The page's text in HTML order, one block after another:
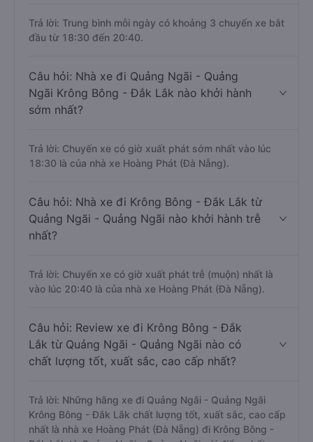
Trả lời: Trung bình mỗi ngày có khoảng 3 chuyến xe bắt
đầu từ 18:30 đến 20:40.
Câu hỏi: Nhà xe đi Quảng Ngãi - Quảng
Ngãi Krông Bông - Đắk Lắk nào khởi hành
sớm nhất?
Trả lời: Chuyến xe có giờ xuất phát sớm nhất vào lúc
18:30 là của nhà xe Hoàng Phát (Đà Nẵng).
Câu hỏi: Nhà xe đi Krông Bông - Đắk Lắk từ
Quảng Ngãi - Quảng Ngãi nào khởi hành trễ
nhất?
Trả lời: Chuyến xe có giờ xuất phát trễ (muộn) nhất là
vào lúc 20:40 là của nhà xe Hoàng Phát (Đà Nẵng).
Câu hỏi: Review xe đi Krông Bông - Đắk
Lắk từ Quảng Ngãi - Quảng Ngãi nào có
chất lượng tốt, xuất sắc, cao cấp nhất?
Trả lời: Những hãng xe đi Quảng Ngãi - Quảng Ngãi
Krông Bông - Đắk Lắk chất lượng tốt, xuất sắc, cao cấp
nhất là nhà xe Hoàng Phát (Đà Nẵng) đi Krông Bông -